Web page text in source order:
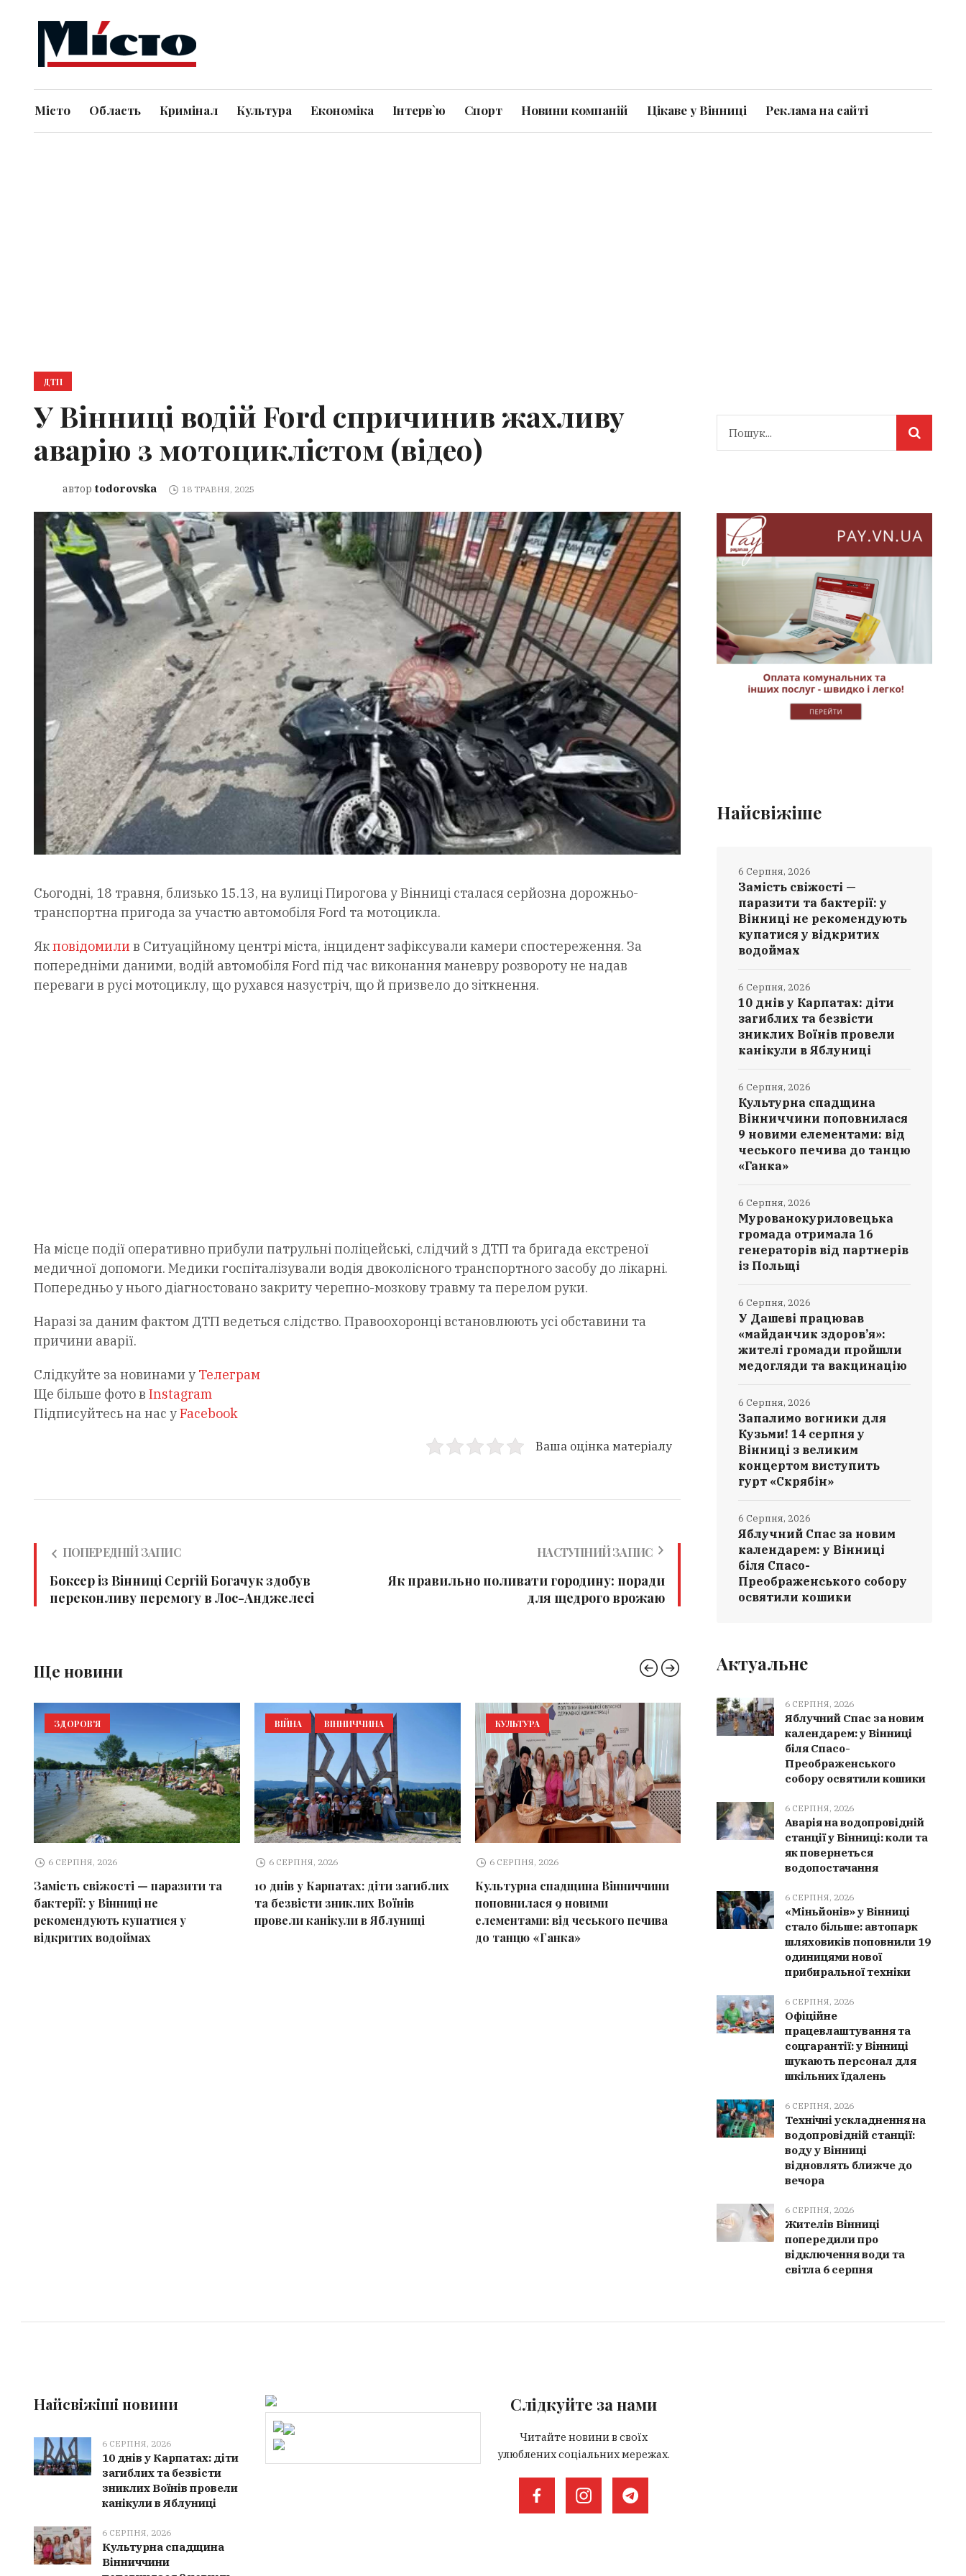
Місто Область Кримінал Культура Економіка Інтерв`ю Спорт Новини компаній Цікаве у Вінниці Реклама на сайті
ДТП
У Вінниці водій Ford спричинив жахливу
аварію з мотоциклістом (відео)
автор todorovska 18 ТРАВНЯ, 2025
Сьогодні, 18 травня, близько 15.13, на вулиці Пирогова у Вінниці сталася серйозна дорожньо-
транспортна пригода за участю автомобіля Ford та мотоцикла.
Якповідомили в Ситуаційному центрі міста, інцидент зафіксували камери спостереження. За
попередніми даними, водій автомобіля Ford під час виконання маневру розвороту не надав
переваги в русі мотоциклу, що рухався назустріч, що й призвело до зіткнення.
На місце події оперативно прибули патрульні поліцейські, слідчий з ДТП та бригада екстреної
медичної допомоги. Медики госпіталізували водія двоколісного транспортного засобу до лікарні.
Попередньо у нього діагностовано закриту черепно-мозкову травму та перелом руки.
Наразі за даним фактом ДТП ведеться слідство. Правоохоронці встановлюють усі обставини та
причини аварії.
Слідкуйте за новинами у Телеграм
Ще більше фото в Instagram
Підписуйтесь на нас уFacebook
Ваша оцінка матеріалу
ПОПЕРЕДНІЙ ЗАПИС
Боксер із Вінниці Сергій Богачук здобув
переконливу перемогу в Лос-Анджелесі
НАСТУПНИЙ ЗАПИС
Як правильно поливати городину: поради
для щедрого врожаю
Ще новини
ЗДОРОВ'Я
6 СЕРПНЯ, 2026
Замість свіжості — паразити та
бактерії: у Вінниці не
рекомендують купатися у
відкритих водоймах
ВІЙНА ВІННИЧЧИНА
6 СЕРПНЯ, 2026
10 днів у Карпатах: діти загиблих
та безвісти зниклих Воїнів
провели канікули в Яблуниці
КУЛЬТУРА
6 СЕРПНЯ, 2026
Культурна спадщина Вінниччини
поповнилася 9 новими
елементами: від чеського печива
до танцю «Ганка»
ВІННИЧЧИНА
отримала 16 генераторів від
партнерів із Польщі
Найсвіжіше
Замість свіжості —
паразити та бактерії: у
Вінниці не рекомендують
купатися у відкритих
водоймах
6 Серпня, 2026
10 днів у Карпатах: діти
загиблих та безвісти
зниклих Воїнів провели
канікули в Яблуниці
6 Серпня, 2026
Культурна спадщина
Вінниччини поповнилася
9 новими елементами: від
чеського печива до танцю
«Ганка»
6 Серпня, 2026
Мурованокуриловецька
громада отримала 16
генераторів від партнерів
із Польщі
6 Серпня, 2026
У Дашеві працював
«майданчик здоров’я»:
жителі громади пройшли
медогляди та вакцинацію
6 Серпня, 2026
Запалимо вогники для
Кузьми! 14 серпня у
Вінниці з великим
концертом виступить
гурт «Скрябін»
6 Серпня, 2026
Яблучний Спас за новим
календарем: у Вінниці
біля Спасо-
Преображенського собору
освятили кошики
6 Серпня, 2026
Актуальне
6 СЕРПНЯ, 2026
Яблучний Спас за новим
календарем: у Вінниці
біля Спасо-
Преображенського
собору освятили кошики
6 СЕРПНЯ, 2026
Аварія на водопровідній
станції у Вінниці: коли та
як повернеться
водопостачання
6 СЕРПНЯ, 2026
«Міньйонів» у Вінниці
стало більше: автопарк
шляховиків поповнили 19
одиницями нової
прибиральної техніки
6 СЕРПНЯ, 2026
Офіційне
працевлаштування та
соцгарантії: у Вінниці
шукають персонал для
шкільних їдалень
6 СЕРПНЯ, 2026
Технічні ускладнення на
водопровідній станції:
воду у Вінниці
відновлять ближче до
вечора
6 СЕРПНЯ, 2026
Жителів Вінниці
попередили про
відключення води та
світла 6 серпня
Найсвіжіші новини
6 СЕРПНЯ, 2026
10 днів у Карпатах: діти
загиблих та безвісти
зниклих Воїнів провели
канікули в Яблуниці
6 СЕРПНЯ, 2026
Культурна спадщина
Вінниччини
Слідкуйте за нами
Читайте новини в своїх
улюблених соціальних мережах.